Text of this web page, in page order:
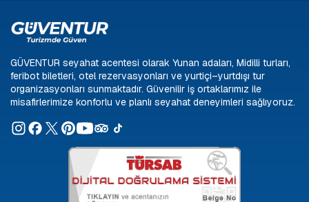
GÜVENTUR seyahat acentesi olarak Yunan adaları, Midilli turları,
feribot biletleri, otel rezervasyonları ve yurtiçi–yurtdışı tur
organizasyonları sunmaktadır. Güvenilir iş ortaklarımız ile
misafirlerimize konforlu ve planlı seyahat deneyimleri sağlıyoruz.